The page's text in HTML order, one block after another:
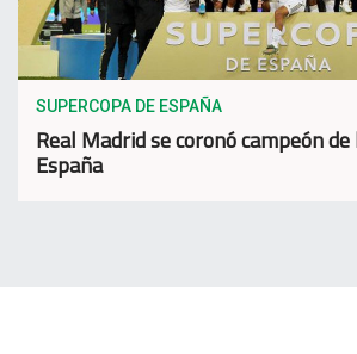
SUPERCOPA DE ESPAÑA
Real Madrid se coronó campeón
España